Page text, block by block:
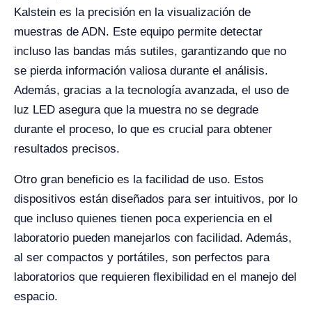
Kalstein es la precisión en la visualización de
muestras de ADN. Este equipo permite detectar
incluso las bandas más sutiles, garantizando que no
se pierda información valiosa durante el análisis.
Además, gracias a la tecnología avanzada, el uso de
luz LED asegura que la muestra no se degrade
durante el proceso, lo que es crucial para obtener
resultados precisos.
Otro gran beneficio es la facilidad de uso. Estos
dispositivos están diseñados para ser intuitivos, por lo
que incluso quienes tienen poca experiencia en el
laboratorio pueden manejarlos con facilidad. Además,
al ser compactos y portátiles, son perfectos para
laboratorios que requieren flexibilidad en el manejo del
espacio.